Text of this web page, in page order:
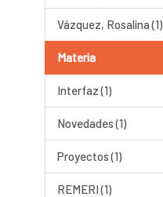
Vázquez, Rosalina (1)
Materia
Interfaz (1)
Novedades (1)
Proyectos (1)
REMERI (1)